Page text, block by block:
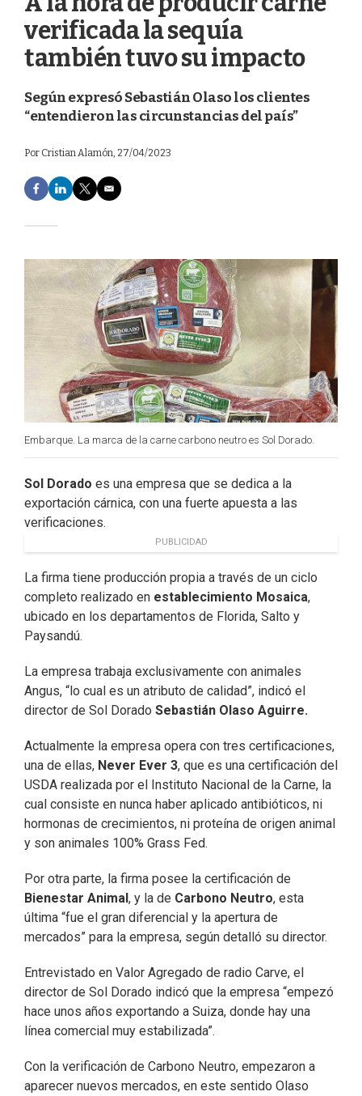
verificada la sequía
también tuvo su impacto
Según expresó Sebastián Olaso los clientes
“entendieron las circunstancias del país”
Por Cristian Alamón, 27/04/2023
F
a
e
o
o
L
i
d
I
T
w
e
r
E
m
Embarque. La marca de la carne carbono neutro es Sol Dorado.
Sol Dorado es una empresa que se dedica a la
exportación cárnica, con una fuerte apuesta a las
verificaciones.
PUBLICIDAD
La firma tiene producción propia a través de un ciclo
completo realizado en establecimiento Mosaica,
ubicado en los departamentos de Florida, Salto y
Paysandú.
La empresa trabaja exclusivamente con animales
Angus, “lo cual es un atributo de calidad”, indicó el
director de Sol Dorado Sebastián Olaso Aguirre.
Actualmente la empresa opera con tres certificaciones,
una de ellas, Never Ever 3, que es una certificación del
USDA realizada por el Instituto Nacional de la Carne, la
cual consiste en nunca haber aplicado antibióticos, ni
hormonas de crecimientos, ni proteína de origen animal
y son animales 100% Grass Fed.
Por otra parte, la firma posee la certificación de
Bienestar Animal , y la de Carbono Neutro, esta
última “fue el gran diferencial y la apertura de
mercados” para la empresa, según detalló su director.
Entrevistado en Valor Agregado de radio Carve, el
director de Sol Dorado indicó que la empresa “empezó
hace unos años exportando a Suiza, donde hay una
línea comercial muy estabilizada”.
Con la verificación de Carbono Neutro, empezaron a
aparecer nuevos mercados, en este sentido Olaso